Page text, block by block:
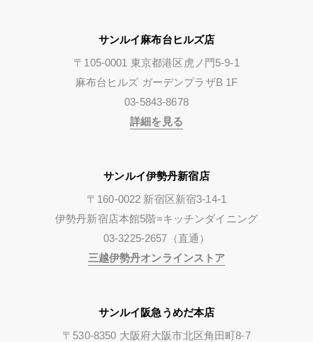
サンルイ麻布台ヒルズ店
〒105-0001 東京都港区虎ノ門5-9-1
麻布台ヒルズ ガーデンプラザB 1F
03-5843-8678
詳細を見る
サンルイ伊勢丹新宿店
〒160-0022 新宿区新宿3-14-1
伊勢丹新宿店本館5階=キッチンダイニング
03-3225-2657（直通）
三越伊勢丹オンラインストア
サンルイ阪急うめだ本店
〒530-8350 大阪府大阪市北区角田町8-7